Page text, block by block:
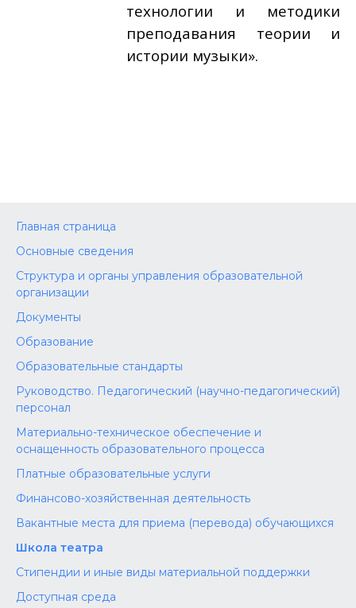
технологии и методики
преподавания теории и
истории музыки».
Главная страница
Основные сведения
Структура и органы управления образовательной
организации
Документы
Образование
Образовательные стандарты
Руководство. Педагогический (научно-педагогический)
персонал
Материально-техническое обеспечение и
оснащенность образовательного процесса
Платные образовательные услуги
Финансово-хозяйственная деятельность
Вакантные места для приема (перевода) обучающихся
Школа театра
Стипендии и иные виды материальной поддержки
Доступная среда